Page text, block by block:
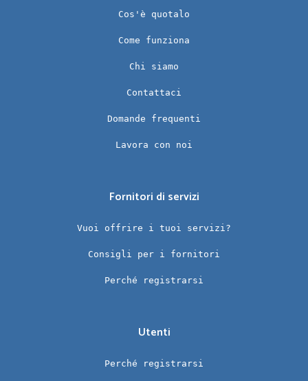
Cos'è quotalo
Come funziona
Chi siamo
Contattaci
Domande frequenti
Lavora con noi
Fornitori di servizi
Vuoi offrire i tuoi servizi?
Consigli per i fornitori
Perché registrarsi
Utenti
Perché registrarsi